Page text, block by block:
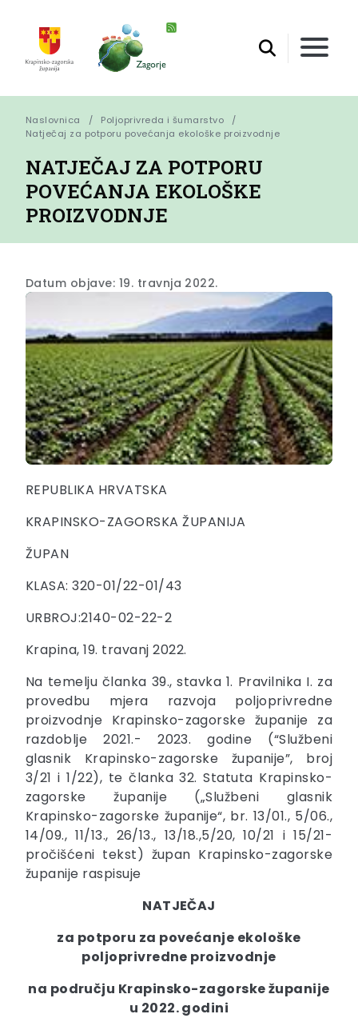
Naslovnica
Poljoprivreda i šumarstvo
Natječaj za potporu povećanja ekološke proizvodnje
NATJEČAJ ZA POTPORU
POVEĆANJA EKOLOŠKE
PROIZVODNJE
Datum objave: 19. travnja 2022.
REPUBLIKA HRVATSKA
KRAPINSKO-ZAGORSKA ŽUPANIJA
ŽUPAN
KLASA: 320-01/22-01/43
URBROJ:2140-02-22-2
Krapina, 19. travanj 2022.
Na temelju članka 39., stavka 1. Pravilnika I. za
provedbu mjera razvoja poljoprivredne
proizvodnje Krapinsko-zagorske županije za
razdoblje 2021.- 2023. godine (“Službeni
glasnik Krapinsko-zagorske županije”, broj
3/21 i 1/22), te članka 32. Statuta Krapinsko-
zagorske županije („Službeni glasnik
Krapinsko-zagorske županije“, br. 13/01., 5/06.,
14/09., 11/13., 26/13., 13/18.,5/20, 10/21 i 15/21-
pročišćeni tekst) župan Krapinsko-zagorske
županije raspisuje
NATJEČAJ
za potporu za povećanje ekološke
poljoprivredne proizvodnje
na području Krapinsko-zagorske županije
u 2022. godini